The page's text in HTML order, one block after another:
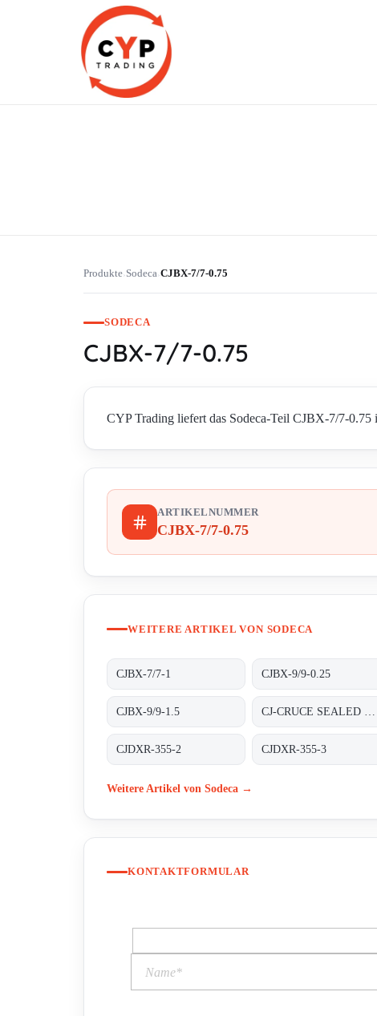
Produkte›Sodeca›CJBX-7/7-0.75
SODECA
CJBX-7/7-0.75
CYP Trading liefert das Sodeca-Teil CJBX-7/7-
ARTIKELNUMMER
CJBX-7/7-0.75
WEITERE ARTIKEL VON SODECA
CJBX-7/7-1 CJBX-9/9-0.25
CJBX-9/9-1.5
CJDXR-355-2 CJDXR-355-3
Weitere Artikel von Sodeca →
KONTAKTFORMULAR